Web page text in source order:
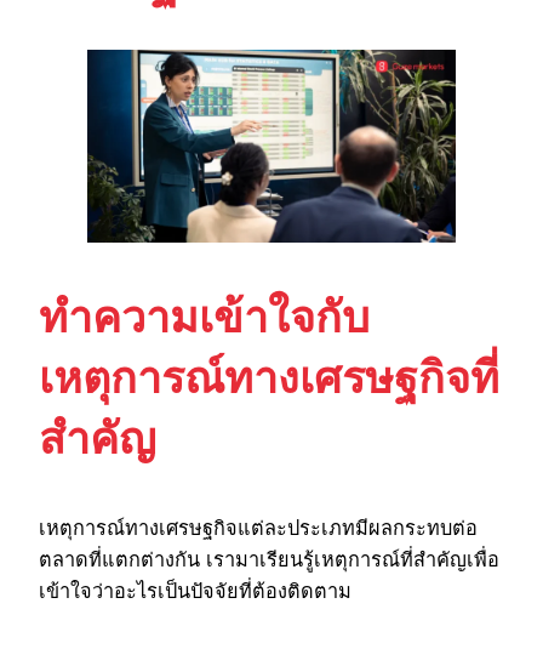
ทำความเข้าใจกับ
เหตุการณ์ทางเศรษฐกิจที่
สำคัญ
เหตุการณ์ทางเศรษฐกิจแต่ละประเภทมีผลกระทบต่อ
ตลาดที่แตกต่างกัน เรามาเรียนรู้เหตุการณ์ที่สำคัญเพื่อ
เข้าใจว่าอะไรเป็นปัจจัยที่ต้องติดตาม